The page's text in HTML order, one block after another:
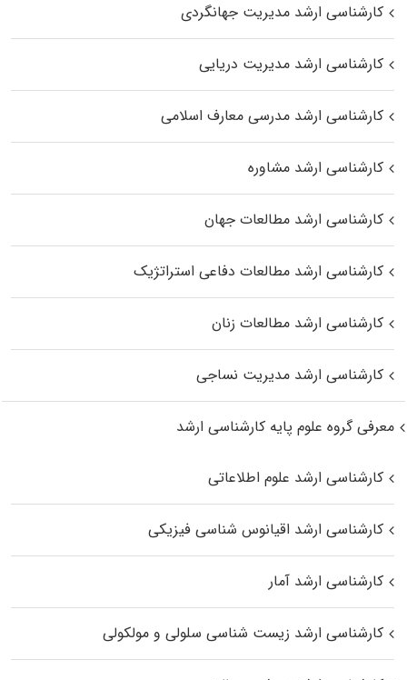
کارشناسی ارشد مدیریت جهانگردی
کارشناسی ارشد مدیریت دریایی
کارشناسی ارشد مدرسی معارف اسلامی
کارشناسی ارشد مشاوره
کارشناسی ارشد مطالعات جهان
کارشناسی ارشد مطالعات دفاعی استراتژیک
کارشناسی ارشد مطالعات زنان
کارشناسی ارشد مدیریت نساجی
معرفی گروه علوم پایه کارشناسی ارشد
کارشناسی ارشد علوم اطلاعاتی
کارشناسی ارشد اقیانوس‌ شناسی فیزیکی
کارشناسی ارشد آمار
کارشناسی ارشد زیست شناسی سلولی و مولکولی